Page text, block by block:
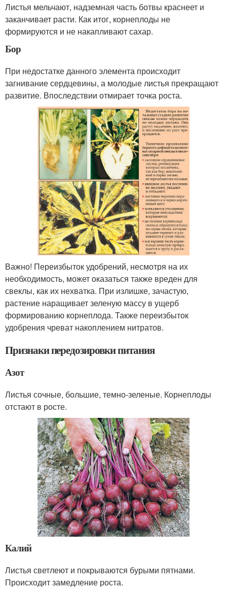
Листья мельчают, надземная часть ботвы краснеет и
заканчивает расти. Как итог, корнеплоды не
формируются и не накапливают сахар.
Бор
При недостатке данного элемента происходит
загнивание сердцевины, а молодые листья прекращают
развитие. Впоследствии отмирает точка роста.
Важно! Переизбыток удобрений, несмотря на их
необходимость, может оказаться также вреден для
свеклы, как их нехватка. При излишке, зачастую,
растение наращивает зеленую массу в ущерб
формированию корнеплода. Также переизбыток
удобрения чреват накоплением нитратов.
Признаки передозировки питания
Азот
Листья сочные, большие, темно-зеленые. Корнеплоды
отстают в росте.
Калий
Листья светлеют и покрываются бурыми пятнами.
Происходит замедление роста.